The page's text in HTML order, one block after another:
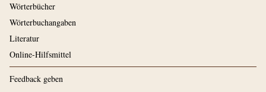
Wörterbücher
Wörterbuchangaben
Literatur
Online-Hilfsmittel
Feedback geben